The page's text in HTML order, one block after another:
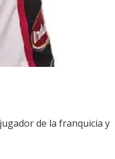
de la franquicia y